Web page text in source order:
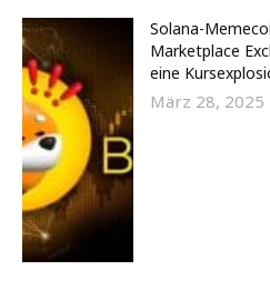
Solana-
Marketplace
eine
März 28, 2025